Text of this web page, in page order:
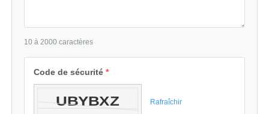
10 à 2000 caractères
Code de sécurité*
Rafraîchir